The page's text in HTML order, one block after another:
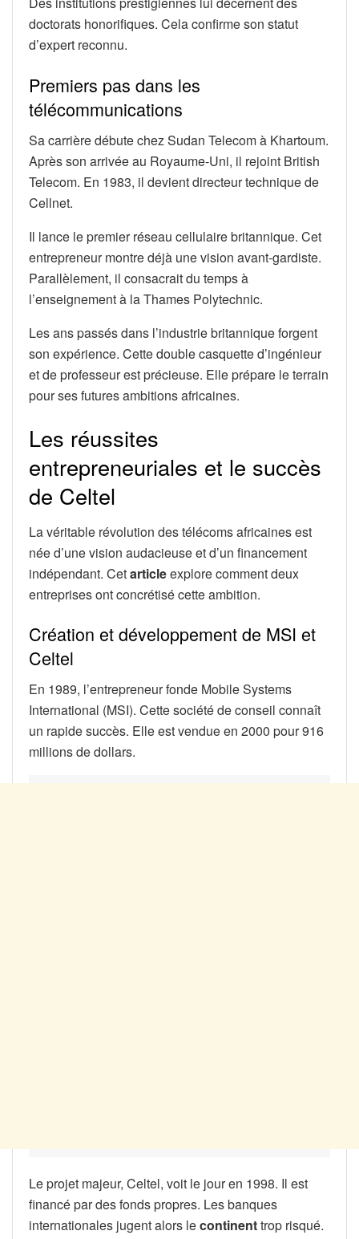
doctorats honorifiques. Cela confirme son statut
d’expert reconnu.
Premiers pas dans les
télécommunications
Sa carrière débute chez Sudan Telecom à Khartoum.
Après son arrivée au Royaume-Uni, il rejoint British
Telecom. En 1983, il devient directeur technique de
Cellnet.
Il lance le premier réseau cellulaire britannique. Cet
entrepreneur montre déjà une vision avant-gardiste.
Parallèlement, il consacrait du temps à
l’enseignement à la Thames Polytechnic.
Les ans passés dans l’industrie britannique forgent
son expérience. Cette double casquette d’ingénieur
et de professeur est précieuse. Elle prépare le terrain
pour ses futures ambitions africaines.
Les réussites
entrepreneuriales et le succès
de Celtel
La véritable révolution des télécoms africaines est
née d’une vision audacieuse et d’un financement
indépendant. Cetarticleexplore comment deux
entreprises ont concrétisé cette ambition.
Création et développement de MSI et
Celtel
En 1989, l’entrepreneur fonde Mobile Systems
International (MSI). Cette société de conseil connaît
un rapide succès. Elle est vendue en 2000 pour 916
millions de dollars.
Le projet majeur, Celtel, voit le jour en 1998. Il est
financé par des fonds propres. Les banques
internationales jugent alors lecontinenttrop risqué.